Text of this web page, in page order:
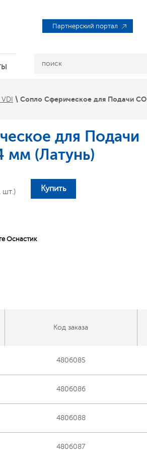
Партнерский портал
\ Сопло Сферическое для Подачи
для Подачи
(Латунь)
шт.) Купить
Оснастик
Код заказа
4806085
4806086
4806088
4806087